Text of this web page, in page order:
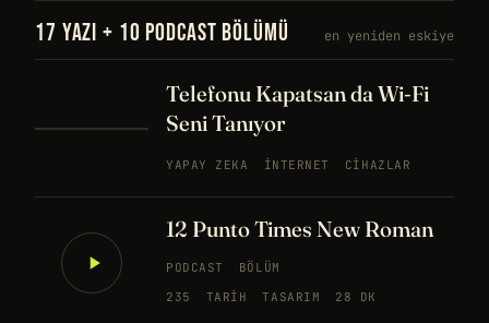
17 YAZI + 10 PODCAST BÖLÜMÜ en yeniden eskiye
Telefonu Kapatsan da Wi-Fi
Seni Tanıyor
YAPAY ZEKA İNTERNET CIHAZLAR
12 Punto Times New Roman
PODCAST
BÖLÜM
235
TARIH TASARIM 28 DK